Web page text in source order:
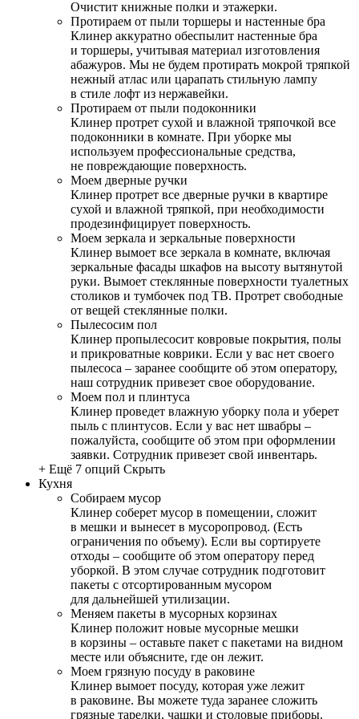
Очистит книжные полки и этажерки.
Протираем от пыли торшеры и настенные бра
Клинер аккуратно обеспылит настенные бра
и торшеры, учитывая материал изготовления
абажуров. Мы не будем протирать мокрой тряпкой
нежный атлас или царапать стильную лампу
в стиле лофт из нержавейки.
Протираем от пыли подоконники
Клинер протрет сухой и влажной тряпочкой все
подоконники в комнате. При уборке мы
используем профессиональные средства,
не повреждающие поверхность.
Моем дверные ручки
Клинер протрет все дверные ручки в квартире
сухой и влажной тряпкой, при необходимости
продезинфицирует поверхность.
Моем зеркала и зеркальные поверхности
Клинер вымоет все зеркала в комнате, включая
зеркальные фасады шкафов на высоту вытянутой
руки. Вымоет стеклянные поверхности туалетных
столиков и тумбочек под ТВ. Протрет свободные
от вещей стеклянные полки.
Пылесосим пол
Клинер пропылесосит ковровые покрытия, полы
и прикроватные коврики. Если у вас нет своего
пылесоса – заранее сообщите об этом оператору,
наш сотрудник привезет свое оборудование.
Моем пол и плинтуса
Клинер проведет влажную уборку пола и уберет
пыль с плинтусов. Если у вас нет швабры –
пожалуйста, сообщите об этом при оформлении
заявки. Сотрудник привезет свой инвентарь.
+ Ещё 7 опций Скрыть
Кухня
Собираем мусор
Клинер соберет мусор в помещении, сложит
в мешки и вынесет в мусоропровод. (Есть
ограничения по объему). Если вы сортируете
отходы – сообщите об этом оператору перед
уборкой. В этом случае сотрудник подготовит
пакеты с отсортированным мусором
для дальнейшей утилизации.
Меняем пакеты в мусорных корзинах
Клинер положит новые мусорные мешки
в корзины – оставьте пакет с пакетами на видном
месте или объясните, где он лежит.
Моем грязную посуду в раковине
Клинер вымоет посуду, которая уже лежит
в раковине. Вы можете туда заранее сложить
грязные тарелки, чашки и столовые приборы.